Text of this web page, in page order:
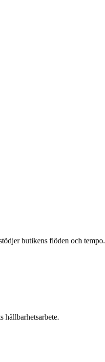
butikens flöden och tempo.
hållbarhetsarbete.